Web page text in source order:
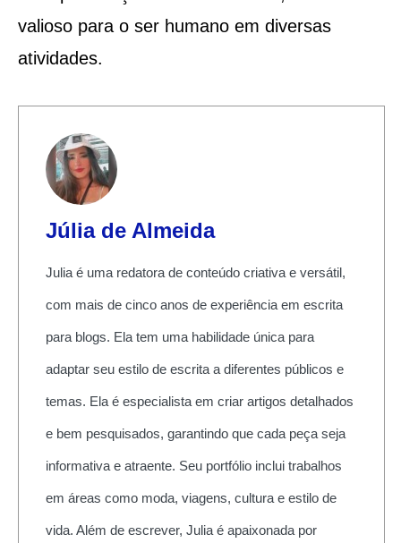
valioso para o ser humano em diversas
atividades.
Júlia de Almeida
Julia é uma redatora de conteúdo criativa e versátil,
com mais de cinco anos de experiência em escrita
para blogs. Ela tem uma habilidade única para
adaptar seu estilo de escrita a diferentes públicos e
temas. Ela é especialista em criar artigos detalhados
e bem pesquisados, garantindo que cada peça seja
informativa e atraente. Seu portfólio inclui trabalhos
em áreas como moda, viagens, cultura e estilo de
vida. Além de escrever, Julia é apaixonada por